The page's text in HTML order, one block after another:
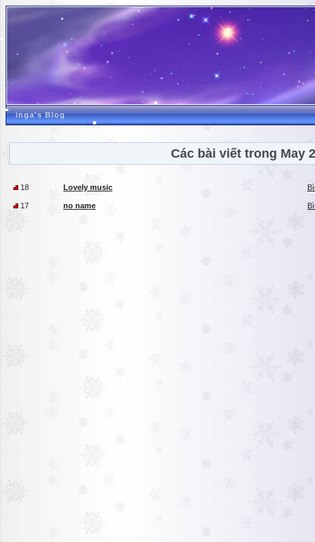
inga's Blog
Các bài viết trong May
18 Lovely music
17 no name